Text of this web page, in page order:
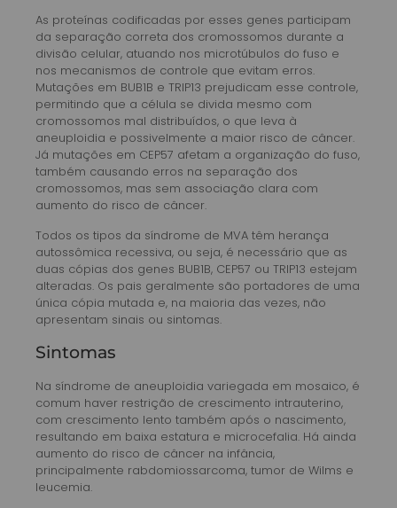
As proteínas codificadas por esses genes participam
da separação correta dos cromossomos durante a
divisão celular, atuando nos microtúbulos do fuso e
nos mecanismos de controle que evitam erros.
Mutações em BUB1B e TRIP13 prejudicam esse controle,
permitindo que a célula se divida mesmo com
cromossomos mal distribuídos, o que leva à
aneuploidia e possivelmente a maior risco de câncer.
Já mutações em CEP57 afetam a organização do fuso,
também causando erros na separação dos
cromossomos, mas sem associação clara com
aumento do risco de câncer.
Todos os tipos da síndrome de MVA têm herança
autossômica recessiva, ou seja, é necessário que as
duas cópias dos genes BUB1B, CEP57 ou TRIP13 estejam
alteradas. Os pais geralmente são portadores de uma
única cópia mutada e, na maioria das vezes, não
apresentam sinais ou sintomas.
Sintomas
Na síndrome de aneuploidia variegada em mosaico, é
comum haver restrição de crescimento intrauterino,
com crescimento lento também após o nascimento,
resultando em baixa estatura e microcefalia. Há ainda
aumento do risco de câncer na infância,
principalmente rabdomiossarcoma, tumor de Wilms e
leucemia.